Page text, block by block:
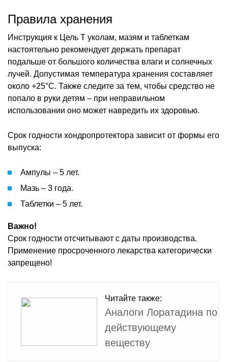
Правила хранения
Инструкция к Цель Т уколам, мазям и таблеткам
настоятельно рекомендует держать препарат
подальше от большого количества влаги и солнечных
лучей. Допустимая температура хранения составляет
около +25°C. Также следите за тем, чтобы средство не
попало в руки детям – при неправильном
использовании оно может навредить их здоровью.
Срок годности хондропротектора зависит от формы его
выпуска:
Ампулы – 5 лет.
Мазь – 3 года.
Таблетки – 5 лет.
Важно!
Срок годности отсчитывают с даты производства.
Применение просроченного лекарства категорически
запрещено!
Читайте также:
Аналоги Лоратадина по
действующему
веществу